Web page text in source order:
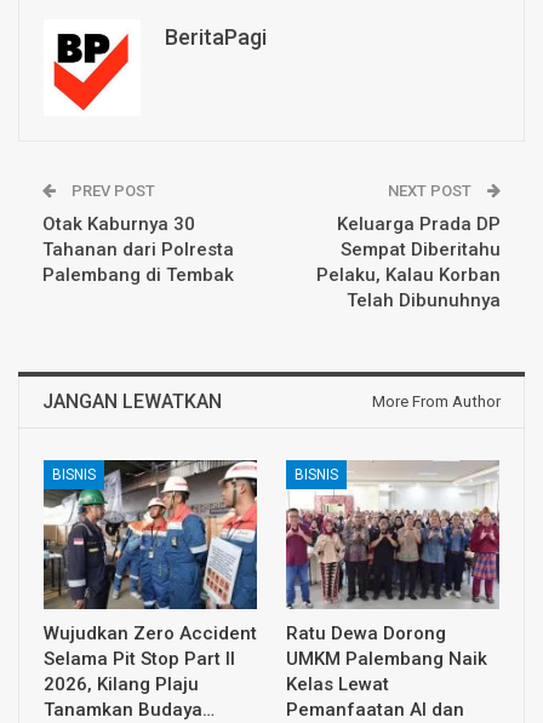
BeritaPagi
PREV POST
Otak Kaburnya 30
Tahanan dari Polresta
Palembang di Tembak
NEXT POST
Keluarga Prada DP
Sempat Diberitahu
Pelaku, Kalau Korban
Telah Dibunuhnya
JANGAN LEWATKAN More From Author
BISNIS
Wujudkan Zero Accident
Selama Pit Stop Part II
2026, Kilang Plaju
Tanamkan Budaya…
BISNIS
Ratu Dewa Dorong
UMKM Palembang Naik
Kelas Lewat
Pemanfaatan AI dan